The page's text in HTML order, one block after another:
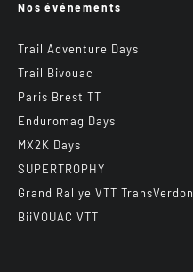
Nos événements
Trail Adventure Days
Trail Bivouac
Paris Brest TT
Enduromag Days
MX2K Days
SUPERTROPHY
Grand Rallye VTT TransVerdon
BiiVOUAC VTT